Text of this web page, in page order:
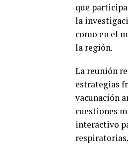
que
la
como en el
la región.
La reunión
estrategias
vacunación
cuestiones
interactivo
respiratorias.